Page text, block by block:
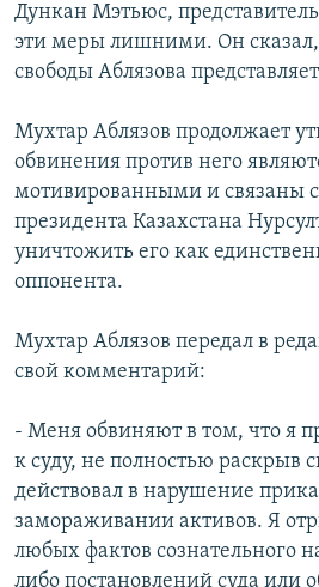
Дункан Мэтьюс,
эти меры лишними. Он
свободы Аблязова
Мухтар Аблязов продолжает
обвинения против него
мотивированными и связаны
президента Казахстана
уничтожить его как
оппонента.
Мухтар Аблязов передал в
свой комментарий:
- Меня обвиняют в том, что я
к суду, не полностью раскрыв
действовал в нарушение
замораживании активов. Я
любых фактов сознательного
либо постановлений суда или